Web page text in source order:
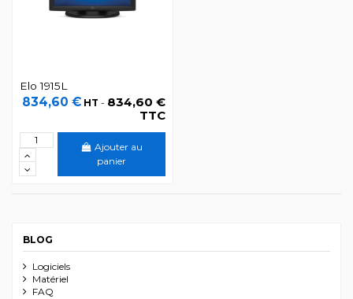
Elo 1915L
834,60 € HT - 834,60 €
TTC
Ajouter au
panier
BLOG
Logiciels
Matériel
FAQ